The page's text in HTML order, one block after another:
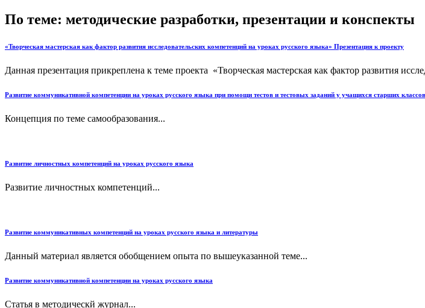
По теме: методические разработки, презентации и конспекты
«Творческая мастерская как фактор развития исследовательских компетенций на уроках русского языка» Презентация к проекту
Данная презентация прикреплена к теме проекта «Творческая мастерская как фактор развития
Развитие коммуникативной компетенции на уроках русского языка при помощи тестов и тестовых заданий у учащихся старших классов
Концепция по теме самообразования...
Развитие личностных компетенций на уроках русского языка
Развитие личностных компетенций...
Развитие коммуникативных компетенций на уроках русского языка и литературы
Данный материал является обобщением опыта по вышеуказанной теме...
Развитие коммуникативной компетенции на уроках русского языка
Статья в методическй журнал...